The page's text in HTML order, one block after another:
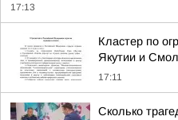
17:13
Кластер по
Якутии и
17:11
Сколько